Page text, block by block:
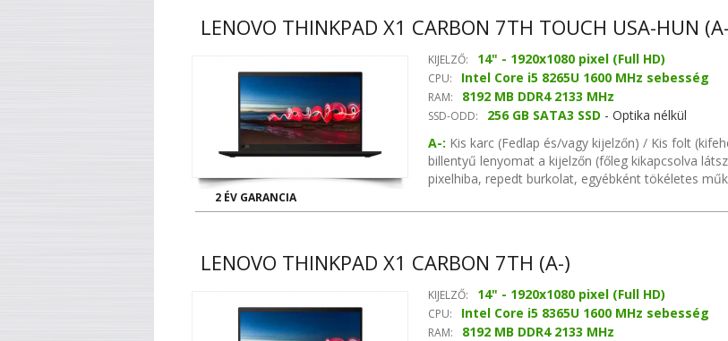
LENOVO THINKPAD X1 CARBON 7TH TOUCH USA-HUN
2 ÉV GARANCIA
KIJELZŐ: 14" - 1920x1080 pixel (Full HD)
CPU: Intel Core i5 8265U 1600 MHz sebesség
RAM: 8192 MB DDR4 2133 MHz
SSD-ODD: 256 GB SATA3 SSD - Optika nélkül
A-: Kis karc (Fedlap és/vagy kijelzőn) / Kis folt
billentyű lenyomat a kijelzőn (főleg kikapcsolva
pixelhiba, repedt burkolat, egyébként tökéletes
hangvezérlő, Gigabit Ethernet hálózati vezérlő
LENOVO THINKPAD X1 CARBON 7TH (A-)
KIJELZŐ: 14" - 1920x1080 pixel (Full HD)
CPU: Intel Core i5 8365U 1600 MHz sebesség
RAM: 8192 MB DDR4 2133 MHz